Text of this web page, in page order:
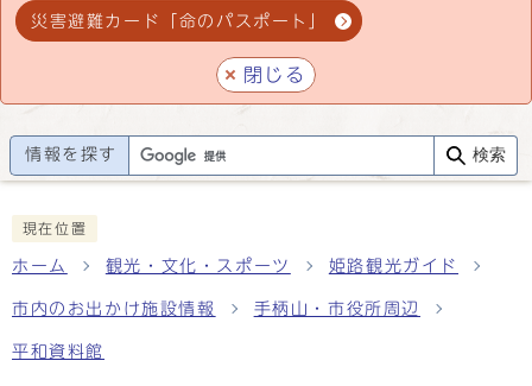
災害避難カード「命のパスポート」
閉じる
情報を探す 検索
現在位置
ホーム 観光・文化・スポーツ 姫路観光ガイド
市内のお出かけ施設情報 手柄山・市役所周辺
平和資料館